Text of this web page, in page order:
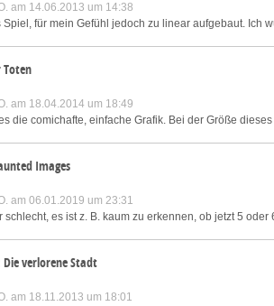
am 14.06.2013 um 14:38
Spiel, für mein Gefühl jedoch zu linear aufgebaut.
Toten
am 18.04.2014 um 18:49
die comichafte, einfache Grafik. Bei der Größe
Images
am 06.01.2019 um 23:31
schlecht, es ist z. B. kaum zu erkennen, ob jetzt 5
verlorene Stadt
am 18.11.2013 um 18:01